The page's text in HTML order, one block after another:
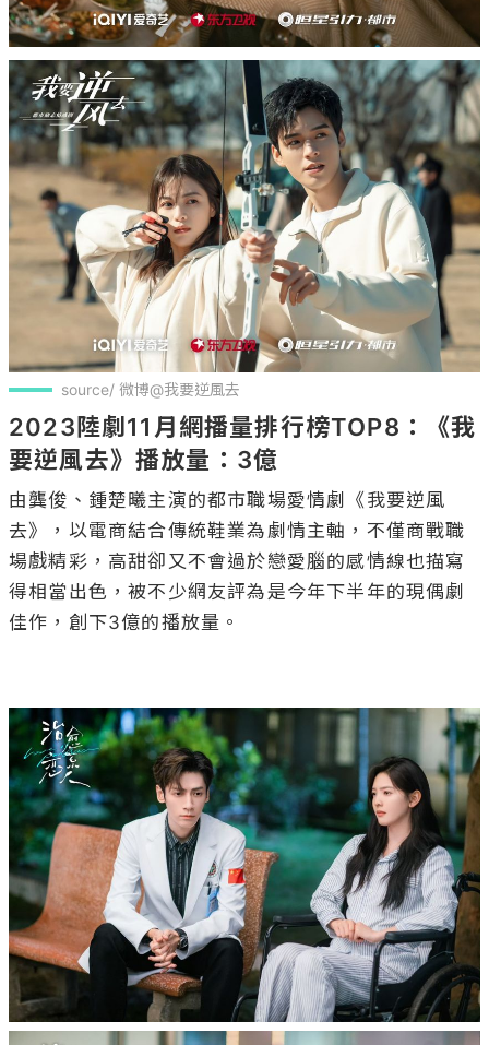
source/ 微博@我要逆風去
2023陸劇11月網播量排行榜TOP8：《我
要逆風去》播放量：3億
由龔俊、鍾楚曦主演的都市職場愛情劇《我要逆風
去》，以電商結合傳統鞋業為劇情主軸，不僅商戰職
場戲精彩，高甜卻又不會過於戀愛腦的感情線也描寫
得相當出色，被不少網友評為是今年下半年的現偶劇
佳作，創下3億的播放量。